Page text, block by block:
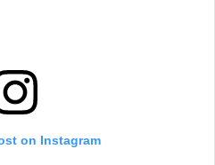
on Instagram